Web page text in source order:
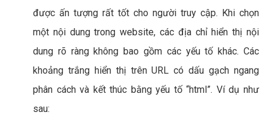
được ấn tượng rất tốt cho người truy cập. Khi chọn
một nội dung trong website, các địa chỉ hiển thị nội
dung rõ ràng không bao gồm các yếu tố khác. Các
khoảng trắng hiển thị trên URL có dấu gạch ngang
phân cách và kết thúc bằng yếu tố “html”. Ví dụ như
sau: